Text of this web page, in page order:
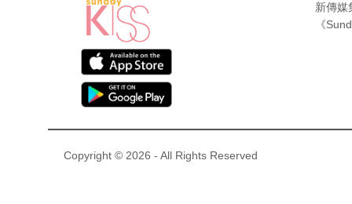
新傳媒
《
Copyright © 2026 - All Rights Reserved